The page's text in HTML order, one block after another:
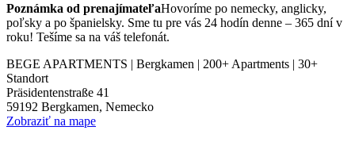
Poznámka od prenajímateľaHovoríme po nemecky, anglicky,
poľsky a po španielsky. Sme tu pre vás 24 hodín denne – 365 dní v
roku! Tešíme sa na váš telefonát.
BEGE APARTMENTS | Bergkamen | 200+ Apartments | 30+
Standort
Präsidentenstraße 41
59192 Bergkamen, Nemecko
Zobraziť na mape